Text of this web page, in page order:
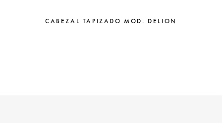
CABEZAL TAPIZADO MOD. DELION